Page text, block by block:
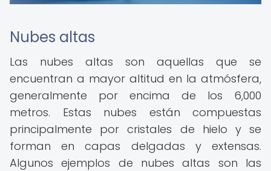
Nubes altas
Las nubes altas son aquellas que se
encuentran a mayor altitud en la atmósfera,
generalmente por encima de los 6,000
metros. Estas nubes están compuestas
principalmente por cristales de hielo y se
forman en capas delgadas y extensas.
Algunos ejemplos de nubes altas son las